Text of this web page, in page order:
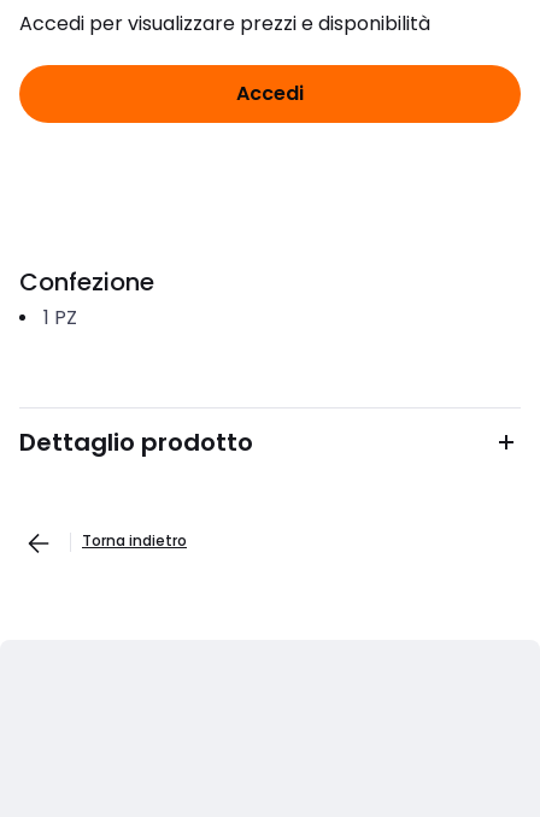
Accedi per visualizzare prezzi e disponibilità
Accedi
Confezione
1 PZ
Dettaglio prodotto
Torna indietro